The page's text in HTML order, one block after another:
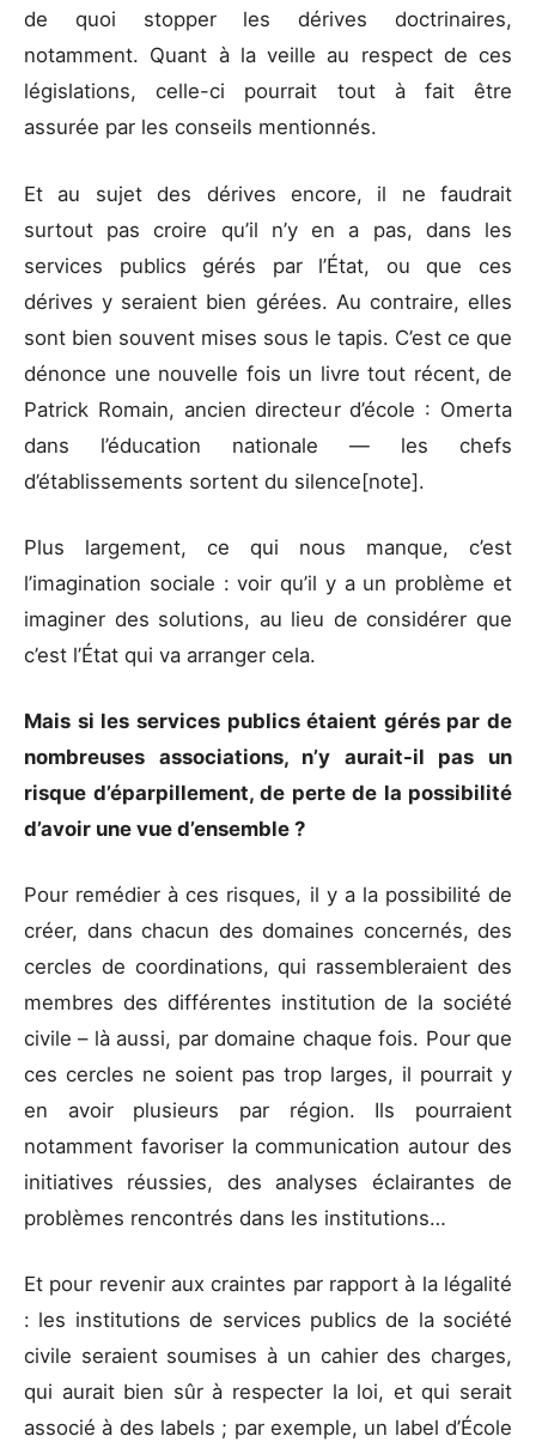
de quoi stopper les dérives doctrinaires,
notamment. Quant à la veille au respect de ces
législations, celle-ci pourrait tout à fait être
assurée par les conseils mentionnés.
Et au sujet des dérives encore, il ne faudrait
surtout pas croire qu’il n’y en a pas, dans les
services publics gérés par l’État, ou que ces
dérives y seraient bien gérées. Au contraire, elles
sont bien souvent mises sous le tapis. C’est ce que
dénonce une nouvelle fois un livre tout récent, de
Patrick Romain, ancien directeur d’école : Omerta
dans l’éducation nationale — les chefs
d’établissements sortent du silence[note].
Plus largement, ce qui nous manque, c’est
l’imagination sociale : voir qu’il y a un problème et
imaginer des solutions, au lieu de considérer que
c’est l’État qui va arranger cela.
Mais si les services publics étaient gérés par de
nombreuses associations, n’y aurait-il pas un
risque d’éparpillement, de perte de la possibilité
d’avoir une vue d’ensemble ?
Pour remédier à ces risques, il y a la possibilité de
créer, dans chacun des domaines concernés, des
cercles de coordinations, qui rassembleraient des
membres des différentes institution de la société
civile – là aussi, par domaine chaque fois. Pour que
ces cercles ne soient pas trop larges, il pourrait y
en avoir plusieurs par région. Ils pourraient
notamment favoriser la communication autour des
initiatives réussies, des analyses éclairantes de
problèmes rencontrés dans les institutions…
Et pour revenir aux craintes par rapport à la légalité
: les institutions de services publics de la société
civile seraient soumises à un cahier des charges,
qui aurait bien sûr à respecter la loi, et qui serait
associé à des labels ; par exemple, un label d’École